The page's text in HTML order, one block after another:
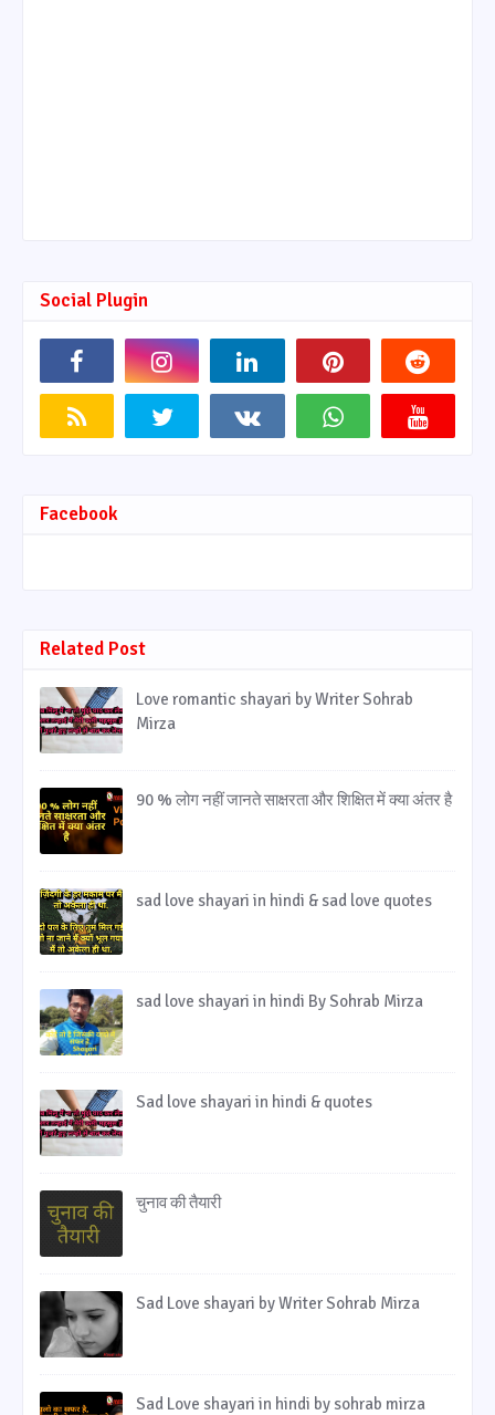
Social Plugin
Facebook
Related Post
Love romantic shayari by Writer Sohrab
Mirza
90 % लोग नहीं जानते साक्षरता और शिक्षित में क्या अंतर है
sad love shayari in hindi & sad love quotes
sad love shayari in hindi By Sohrab Mirza
Sad love shayari in hindi & quotes
चुनाव की तैयारी
Sad Love shayari by Writer Sohrab Mirza
Sad Love shayari in hindi by sohrab mirza